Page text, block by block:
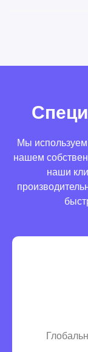
Мы
нашем
наши